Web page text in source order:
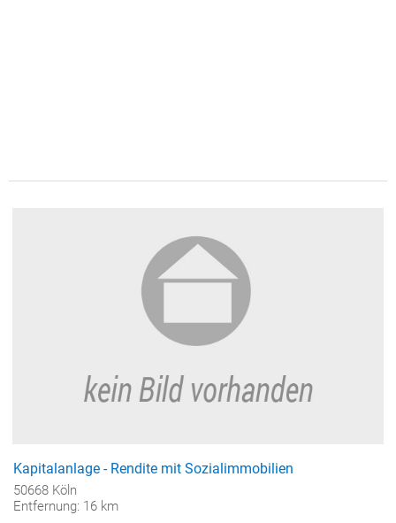
Kapitalanlage - Rendite mit Sozialimmobilien
50668 Köln
Entfernung: 16 km